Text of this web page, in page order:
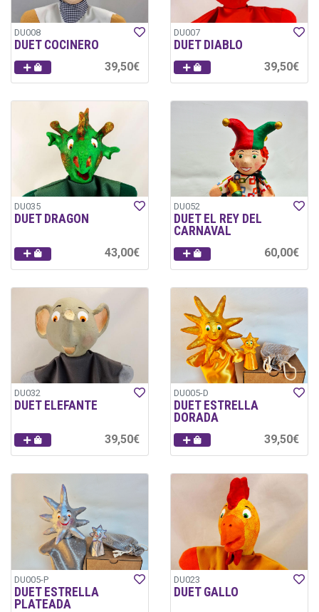
DU008
DUET COCINERO
39,50€
DU007
DUET DIABLO
39,50€
DU035
DUET DRAGON
43,00€
DU052
DUET EL REY DEL
CARNAVAL
60,00€
DU032
DUET ELEFANTE
39,50€
DU005-D
DUET ESTRELLA
DORADA
39,50€
DU005-P
DUET ESTRELLA
PLATEADA
DU023
DUET GALLO